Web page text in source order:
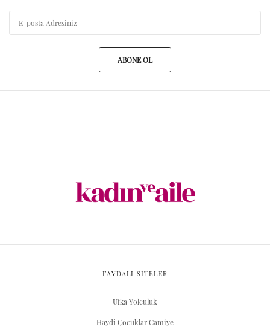
ABONE OL
FAYDALI SİTELER
Ufka Yolculuk
Haydi Çocuklar Camiye